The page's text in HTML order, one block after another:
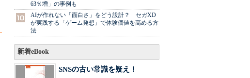
63％増」の事例も
AIが作れない「面白さ」をどう設計？ セガXD
が実践する「ゲーム発想」で体験価値を高める方
法
新着eBook
SNSの古い常識を疑え！